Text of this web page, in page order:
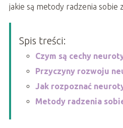
jakie są metody radzenia sobie
Spis treści:
Czym są cechy
Przyczyny rozwoju
Jak rozpoznać
Metody radzenia